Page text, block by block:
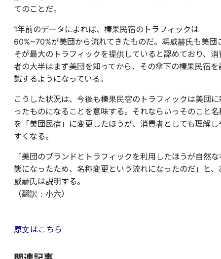
てのことだ。
1年前のデータによれば、榛果民宿のトラフィックは
60%~70%が美団から流れてきたものだ。馮威赫氏も美団
そが最大のトラフィックを提供していると認めており、消
者の大半はまず美団を知ってから、その傘下の榛果民宿を
識するようになっている。
こうした状況は、今後も榛果民宿のトラフィックは美団に
ったものになることを意味する。それならいっそのこと名
を「美団民宿」に変更したほうが、消費者としても理解し
すくなる。
「美団のブランドとトラフィックを利用したほうが自然な
態になったため、名称変更という流れになったのだ」と、
威赫氏は説明する。
（翻訳：小六）
原文はこちら